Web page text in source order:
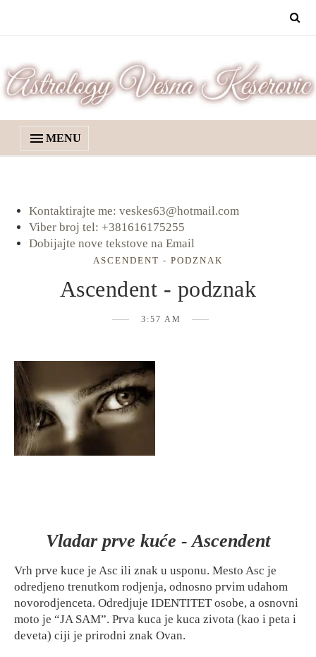
MENU
Kontaktirajte me: veskes63@hotmail.com
Viber broj tel: +381616175255
Dobijajte nove tekstove na Email
ASCENDENT - PODZNAK
Ascendent - podznak
3:57 AM
Vladar prve kuće - Ascendent
Vrh prve kuce je Asc ili znak u usponu. Mesto Asc je
odredjeno trenutkom rodjenja, odnosno prvim udahom
novorodjenceta. Odredjuje IDENTITET osobe, a osnovni
moto je “JA SAM”. Prva kuca je kuca zivota (kao i peta i
deveta) ciji je prirodni znak Ovan.